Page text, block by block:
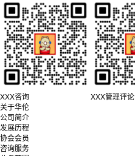
XXX咨询 XXX管理评论
关于华伦
公司简介
发展历程
协会会员
咨询服务